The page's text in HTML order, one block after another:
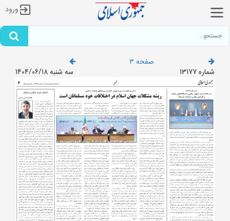
ورود
صفحه 3
شماره 13177
سه شنبه 1404/06/18